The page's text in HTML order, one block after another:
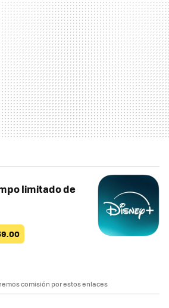
limitado de
comisión por estos enlaces